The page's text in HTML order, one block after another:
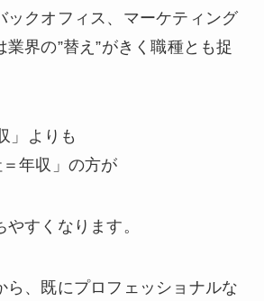
ックオフィス、マーケティング
界の”替え”がきく職種とも捉
」よりも
＝年収」の方が
すくなります。
ら、既にプロフェッショナルな